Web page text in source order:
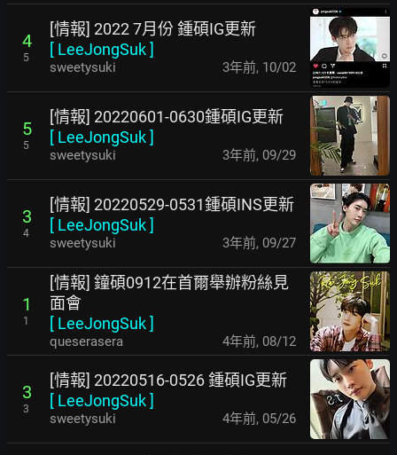
4
5
[情報] 2022 7月份 鍾碩IG更新
[ LeeJongSuk]
sweetysuki 3年前, 10/02
5
5
[情報] 20220601-0630鍾碩IG更新
[ LeeJongSuk]
sweetysuki 3年前, 09/29
3
4
[情報] 20220529-0531鍾碩INS更新
[ LeeJongSuk]
sweetysuki 3年前, 09/27
1
1
[情報] 鐘碩0912在首爾舉辦粉絲見
面會
[ LeeJongSuk]
queserasera 4年前, 08/12
3
3
[情報] 20220516-0526 鍾碩IG更新
[ LeeJongSuk]
sweetysuki 4年前, 05/26